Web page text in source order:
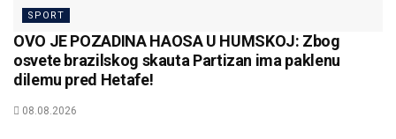
SPORT
OVO JE POZADINA HAOSA U HUMSKOJ: Zbog
osvete brazilskog skauta Partizan ima paklenu
dilemu pred Hetafe!
08.08.2026